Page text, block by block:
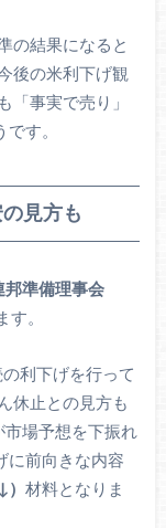
の結果になると
後の米利下げ観
「事実で売り」
す。
見方も
邦準備理事会
す。
利下げを行って
休止との見方も
市場予想を下振れ
に前向きな内容
材料となりま